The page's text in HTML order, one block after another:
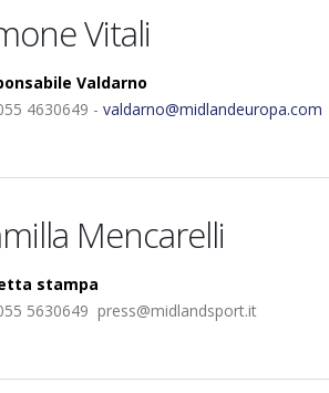
Vitali
Valdarno
4630649 - valdarno@midlandeuropa.com
Mencarelli
stampa
5630649 press@midlandsport.it